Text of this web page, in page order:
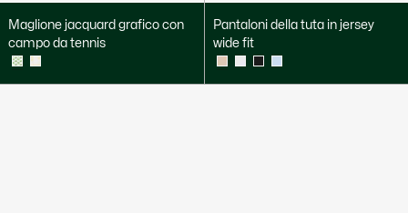
Maglione jacquard grafico con
campo da tennis
Pantaloni della tuta in jersey
wide fit